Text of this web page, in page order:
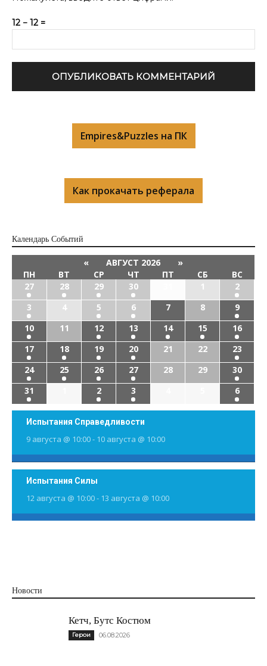
12 − 12 =
Empires&Puzzles на ПК
Как прокачать реферала
Календарь Cобытий
« АВГУСТ 2026
»
ПН
ВТ СР ЧТ ПТ СБ
ВС
27
28 29 30 1
2
3
4 5 6 7 8
9
10
11 12 13 14 15
16
17
18 19 20 21 22
23
24
25 26 27 28 29
30
31
2 3 6
Испытания Справедливости
9 августа @ 10:00- 10 августа @ 10:00
Испытания Силы
12 августа @ 10:00- 13 августа @ 10:00
Новости
Кетч, Бутс Костюм
Герои 06.08.2026